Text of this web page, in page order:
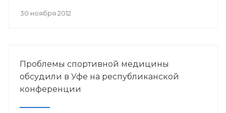
претендента по 23 номинациям из 40
30 ноября 2012
Проблемы спортивной медицины
обсудили в Уфе на республиканской
конференции